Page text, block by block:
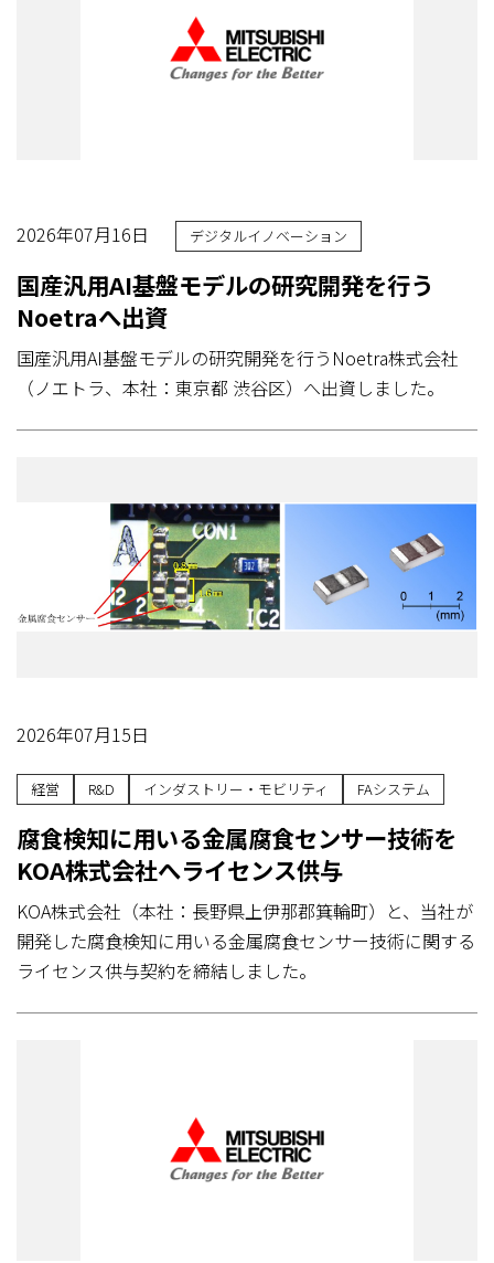
2026年07月16日 デジタルイノベーション
国産汎用AI基盤モデルの研究開発を行う
Noetraへ出資
国産汎用AI基盤モデルの研究開発を行うNoetra株式会社
（ノエトラ、本社：東京都 渋谷区）へ出資しました。
2026年07月15日
経営 R&D インダストリー・モビリティ FAシステム
腐食検知に用いる金属腐食センサー技術を
KOA株式会社へライセンス供与
KOA株式会社（本社：長野県上伊那郡箕輪町）と、当社が
開発した腐食検知に用いる金属腐食センサー技術に関する
ライセンス供与契約を締結しました。